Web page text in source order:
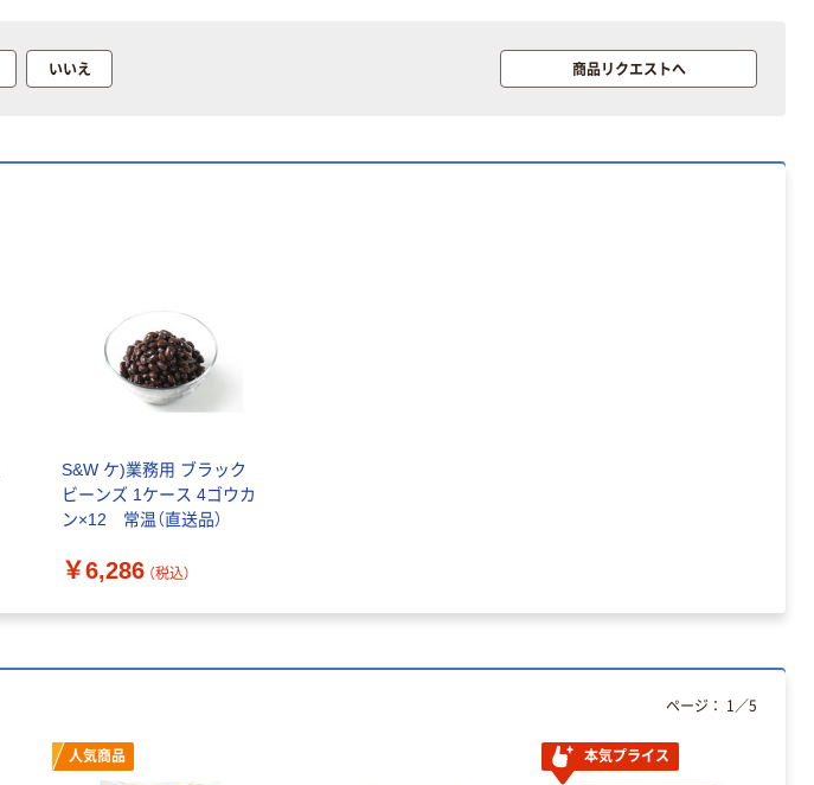
いいえ 商品リクエストへ
S&W ケ)業務用 ブラック
ビーンズ 1ケース 4ゴウカ
ン×12 常温（直送品）
￥6,286 （税込）
人気商品 本気プライス
ページ： 1 ／5